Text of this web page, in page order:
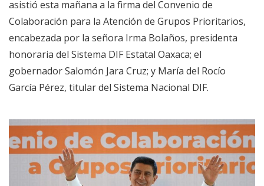
asistió esta mañana a la firma del Convenio de
Colaboración para la Atención de Grupos Prioritarios,
encabezada por la señora Irma Bolaños, presidenta
honoraria del Sistema DIF Estatal Oaxaca; el
gobernador Salomón Jara Cruz; y María del Rocío
García Pérez, titular del Sistema Nacional DIF.